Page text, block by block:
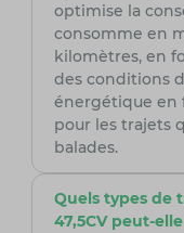
optimise la
consomme en
kilomètres, en
des conditions
énergétique en
pour les trajets
balades.
Quels types de
47,5CV peut-